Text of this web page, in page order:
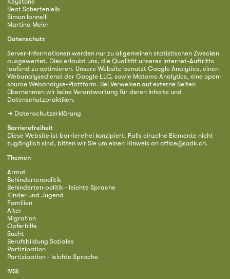
Beat Schertenleib
Simon Iannelli
Martina Meier
Datenschutz
Server-Informationen werden nur zu allgemeinen statistischen Zwecken
ausgewertet. Dies erlaubt uns, die Qualität unseres Internet-Auftritts
laufend zu optimieren. Unsere Website benutzt Google Analytics, einen
Webanalysedienst der Google LLC, sowie Matomo Analytics, eine open-
source Webanalyse-Plattform. Bei Verweisen auf externe Seiten
übernehmen wir keine Verantwortung für deren Inhalte und
Datenschutzpraktiken.
➜ Datenschutzerklärung
Barrierefreiheit
Diese Website ist barrierefrei konzipiert. Falls einzelne Elemente nicht
zugänglich sind, bitten wir Sie um einen Hinweis an office@sodk.ch.
Themen
Armut
Behindertenpolitik
Behinderten·politik - leichte Sprache
Kinder und Jugend
Familien
Alter
Migration
Opferhilfe
Sucht
Berufsbildung Soziales
Partizipation
Partizipation - leichte Sprache
IVSE